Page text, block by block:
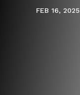
FEB 16, 2025